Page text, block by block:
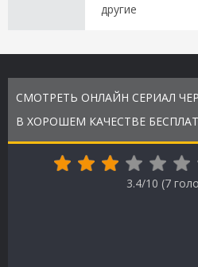
другие
СМОТРЕТЬ ОНЛАЙН СЕРИАЛ
В ХОРОШЕМ КАЧЕСТВЕ
3.4/10 (7